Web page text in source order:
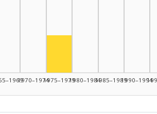
1970–19741975–19791980–19841985–19891990–1994